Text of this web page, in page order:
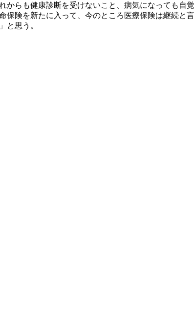
らも健康診断を受けないこと、病気になっても自
険を新たに入って、今のところ医療保険は継続と
と思う。